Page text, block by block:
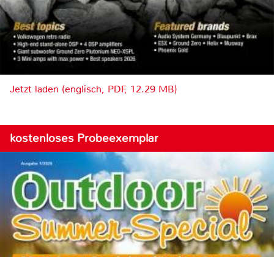
Jetzt laden (englisch, PDF, 12.29 MB)
kostenloses Probeexemplar